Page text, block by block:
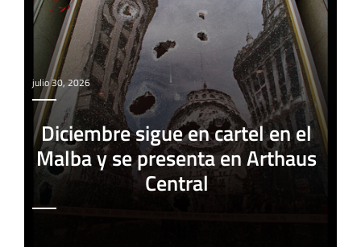
julio 30, 2026
Diciembre sigue en cartel en el
Malba y se presenta en Arthaus
Central